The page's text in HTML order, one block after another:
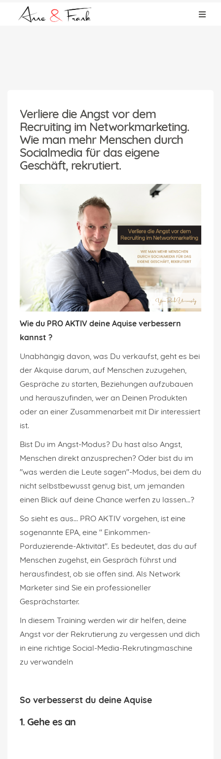
Verliere die Angst vor dem
Recruiting im Networkmarketing.
Wie man mehr Menschen durch
Socialmedia für das eigene
Geschäft, rekrutiert.
Wie du PRO AKTIV deine Aquise verbessern
kannst ?
Unabhängig davon, was Du verkaufst, geht es bei
der Akquise darum, auf Menschen zuzugehen,
Gespräche zu starten, Beziehungen aufzubauen
und herauszufinden, wer an Deinen Produkten
oder an einer Zusammenarbeit mit Dir interessiert
ist.
Bist Du im Angst-Modus? Du hast also Angst,
Menschen direkt anzusprechen? Oder bist du im
"was werden die Leute sagen"-Modus, bei dem du
nicht selbstbewusst genug bist, um jemanden
einen Blick auf deine Chance werfen zu lassen...?
So sieht es aus... PRO AKTIV vorgehen, ist eine
sogenannte EPA, eine " Einkommen-
Porduzierende-Aktivität". Es bedeutet, das du auf
Menschen zugehst, ein Gespräch führst und
herausfindest, ob sie offen sind. Als Network
Marketer sind Sie ein professioneller
Gesprächstarter.
In diesem Training werden wir dir helfen, deine
Angst vor der Rekrutierung zu vergessen und dich
in eine richtige Social-Media-Rekrutingmaschine
zu verwandeln
So verbesserst du deine Aquise
1. Gehe es an